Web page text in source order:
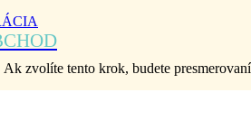
zvolíte tento krok, budete